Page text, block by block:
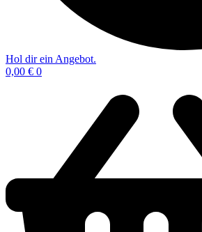
Hol dir ein Angebot.
0,00 € 0